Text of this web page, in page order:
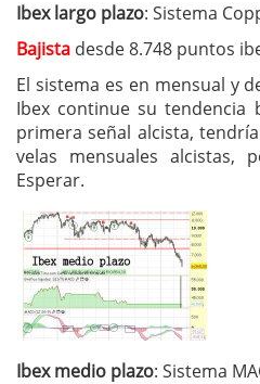
Ibex largo plazo: Sistema
Bajista desde 8.748 puntos
El sistema es en mensual y
Ibex continue su tendencia
primera señal alcista,
velas mensuales alcistas,
Esperar.
Ibex medio plazo: Sistema